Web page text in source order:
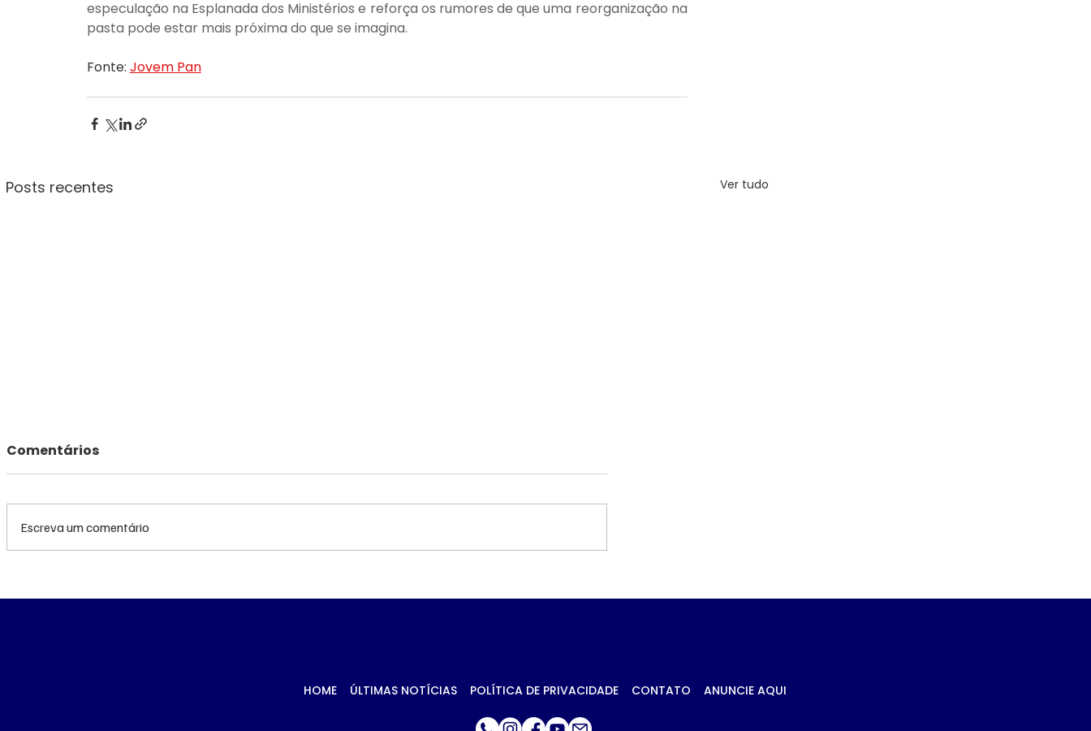
especulação na Esplanada dos Ministérios e reforça os rumores de que uma reorganização na
pasta pode estar mais próxima do que se imagina.
Fonte: Jovem Pan
Posts recentes Ver tudo
de Edson Giroto na
R$ 10,2 milhões para
transporte de Campo
Comentários
Escreva um comentário
HOME ÚLTIMAS NOTÍCIAS POLÍTICA DE PRIVACIDADE CONTATO ANUNCIE AQUI